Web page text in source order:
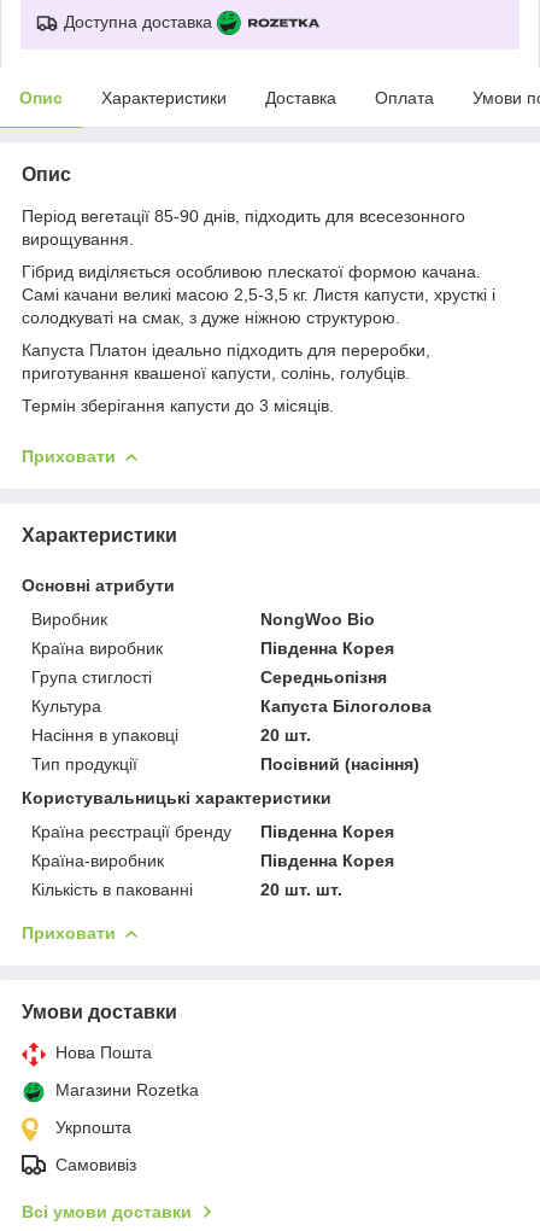
Доступна доставка
Опис Характеристики Доставка Оплата Умови
Опис
Період вегетації 85-90 днів, підходить для всесезонного
вирощування.
Гібрид виділяється особливою плескатої формою качана.
Самі качани великі масою 2,5-3,5 кг. Листя капусти, хрусткі і
солодкуваті на смак, з дуже ніжною структурою.
Капуста Платон ідеально підходить для переробки,
приготування квашеної капусти, солінь, голубців.
Термін зберігання капусти до 3 місяців.
Приховати
Характеристики
Основні атрибути
Виробник
NongWoo Bio
Країна виробник
Південна Корея
Група стиглості
Середньопізня
Культура
Капуста Білоголова
Насіння в упаковці
20 шт.
Тип продукції
Посівний (насіння)
Користувальницькі характеристики
Країна реєстрації бренду
Південна Корея
Країна-виробник
Південна Корея
Кількість в пакованні
20 шт. шт.
Приховати
Умови доставки
Нова Пошта
Магазини Rozetka
Укрпошта
Самовивіз
Всі умови доставки